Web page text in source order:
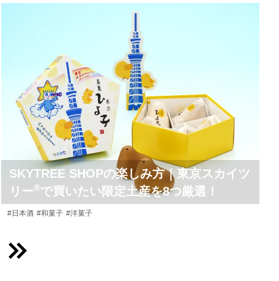
SKYTREE SHOPの楽しみ方｜東京スカイツ
リー®で買いたい限定土産を8つ厳選！
#日本酒 #和菓子 #洋菓子